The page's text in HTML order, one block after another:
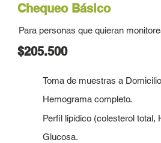
Chequeo Básico
Para personas que quieran
$205.500
Toma de muestras a Domicilio
Hemograma completo.
Perfil lipídico (colesterol total,
Glucosa.